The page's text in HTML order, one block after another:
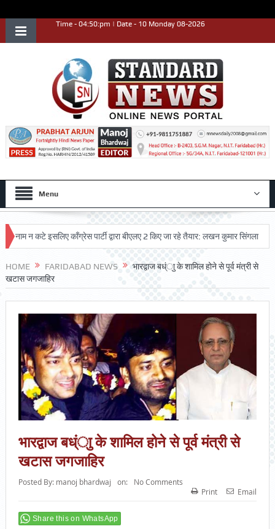
Time - 04:50:pm | Date - 10 Monday 08-2026
Menu
न कटे इसलिए काँग्रेस पार्टी द्वारा बीएलए 2 किए जा रहे तैयार: लखन कुमार सिंगला
HOME FARIDABAD NEWS
भारद्वाज बध्ंाु के शामिल होने से पूर्व मंत्री से
खटास जगजाहिर
भारद्वाज बध्ंाु के शामिल होने से पूर्व मंत्री से
खटास जगजाहिर
Posted By: manoj bhardwaj on:
No Comments
Print
Email
Share this on WhatsApp